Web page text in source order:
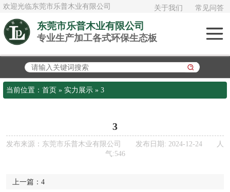
欢迎光临东莞市乐普木业有限公司 常见问答
关于我们
东莞市乐普木业有限公司
专业生产加工各式环保生态板
当前位置： 首页 » 实力展示 » 3
3
发布来源：东莞市乐普木业有限公司 发布日期: 2024-12-24 人
气:546
上一篇： 4
俄罗斯进口白桦
木
加拿大进口大白
日本桧木